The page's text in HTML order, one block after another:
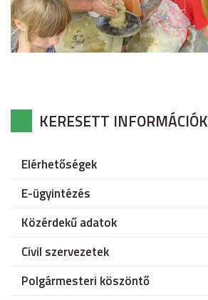
KERESETT INFORMÁCIÓK
Elérhetőségek
E-ügyintézés
Közérdekű adatok
Civil szervezetek
Polgármesteri köszöntő